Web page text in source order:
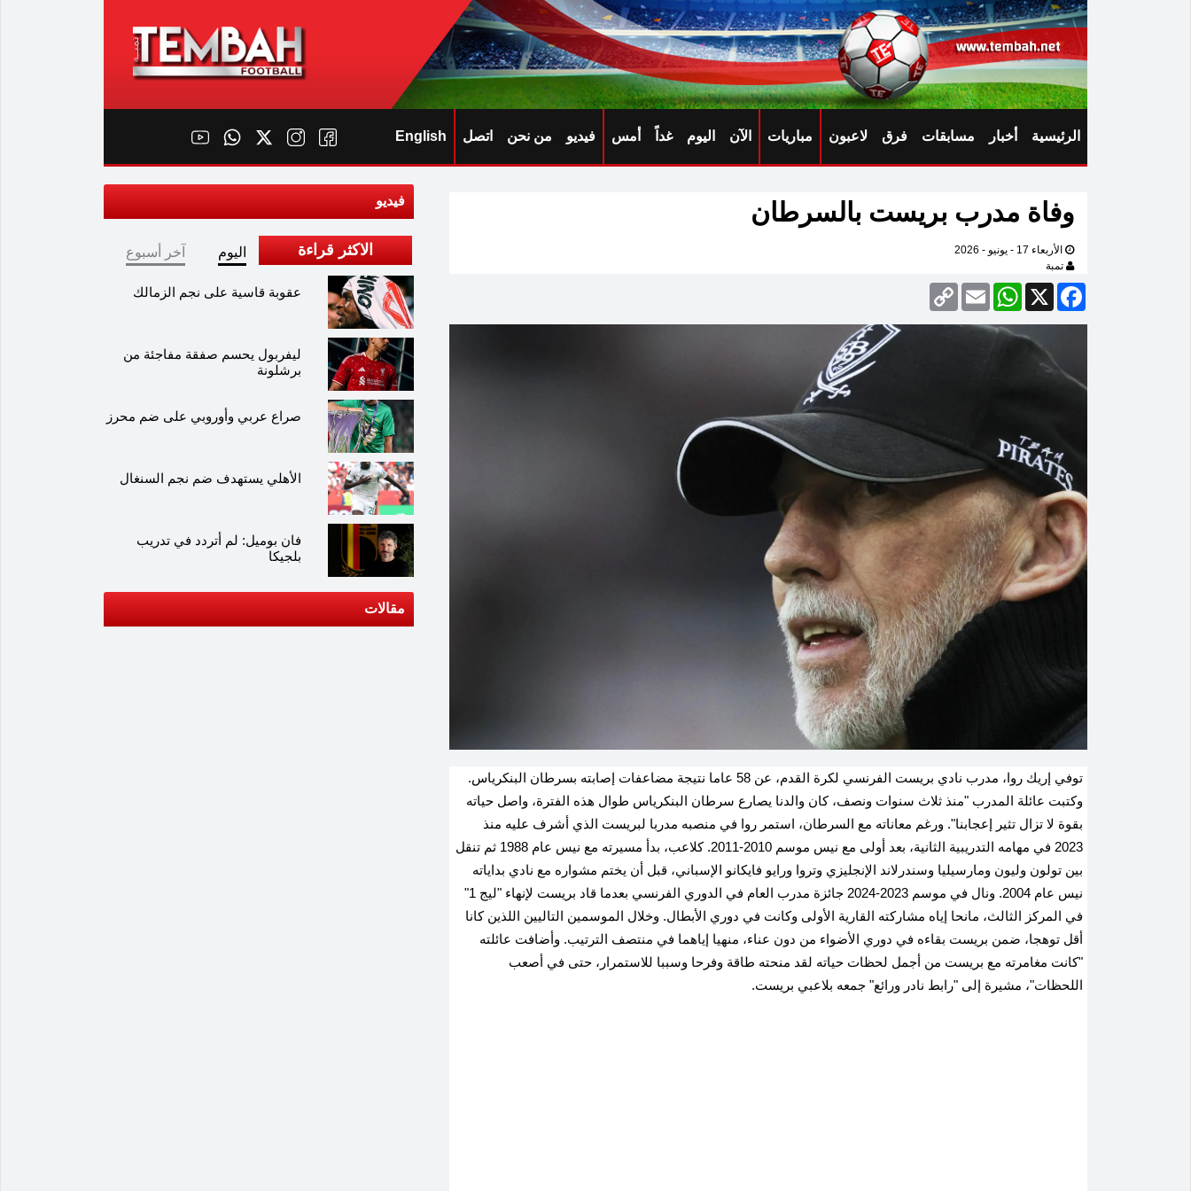
الرئيسية أخبار مسابقات فرق لاعبون مباريات الآن اليوم غداً أمس فيديو من نحن اتصل English
وفاة مدرب بريست بالسرطان
الأربعاء 17 - يونيو - 2026
تمبة
Facebook
X
WhatsApp
Email
Copy
Link
توفي إريك روا، مدرب نادي بريست الفرنسي لكرة القدم، عن 58 عاما نتيجة مضاعفات إصابته بسرطان البنكرياس.
وكتبت عائلة المدرب "منذ ثلاث سنوات ونصف، كان والدنا يصارع سرطان البنكرياس طوال هذه الفترة، واصل حياته
بقوة لا تزال تثير إعجابنا". ورغم معاناته مع السرطان، استمر روا في منصبه مدربا لبريست الذي أشرف عليه منذ
2023 في مهامه التدريبية الثانية، بعد أولى مع نيس موسم 2010-2011. كلاعب، بدأ مسيرته مع نيس عام 1988 ثم تنقل
بين تولون وليون ومارسيليا وسندرلاند الإنجليزي وتروا ورايو فايكانو الإسباني، قبل أن يختم مشواره مع نادي بداياته
نيس عام 2004. ونال في موسم 2023-2024 جائزة مدرب العام في الدوري الفرنسي بعدما قاد بريست لإنهاء "ليج 1"
في المركز الثالث، مانحا إياه مشاركته القارية الأولى وكانت في دوري الأبطال. وخلال الموسمين التاليين اللذين كانا
أقل توهجا، ضمن بريست بقاءه في دوري الأضواء من دون عناء، منهيا إياهما في منتصف الترتيب. وأضافت عائلته
"كانت مغامرته مع بريست من أجمل لحظات حياته لقد منحته طاقة وفرحا وسببا للاستمرار، حتى في أصعب
اللحظات"، مشيرة إلى "رابط نادر ورائع" جمعه بلاعبي بريست.
فيديو
الاكثر قراءة اليوم آخر أسبوع
عقوبة قاسية على نجم الزمالك
ليفربول يحسم صفقة مفاجئة من
برشلونة
صراع عربي وأوروبي على ضم محرز
الأهلي يستهدف ضم نجم السنغال
فان بوميل: لم أتردد في تدريب
بلجيكا
مقالات